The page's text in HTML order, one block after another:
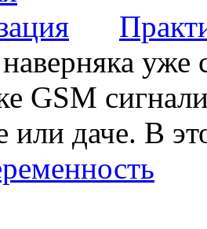
уже
GSM
или даче. В